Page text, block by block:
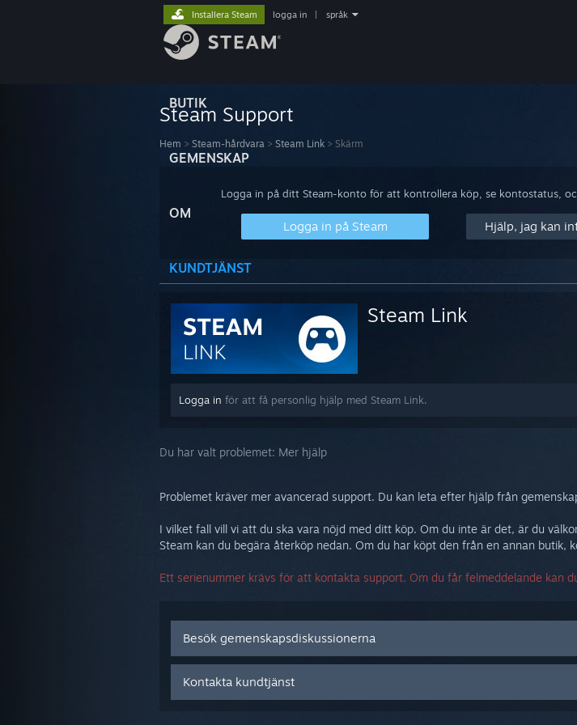
BUTIK
GEMENSKAP
OM
KUNDTJÄNST
Installera Steam logga in språk
Steam Support
Hem > Steam-hårdvara > Steam Link > Skärm
Logga in på ditt Steam-konto för att kontrollera köp, se kontostatus,
Logga in på Steam Hjälp, jag kan
Steam Link
Logga in för att få personlig hjälp med Steam Link.
Du har valt problemet: Mer hjälp
Problemet kräver mer avancerad support. Du kan leta efter hjälp från
I vilket fall vill vi att du ska vara nöjd med ditt köp. Om du inte är det, är du
Steam kan du begära återköp nedan. Om du har köpt den från en annan butik,
Ett serienummer krävs för att kontakta support. Om du får felmeddelande kan
Besök gemenskapsdiskussionerna
Kontakta kundtjänst